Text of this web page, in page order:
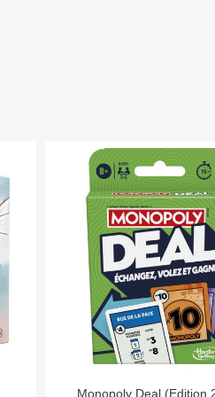
Aperçu
Monopoly Deal (Edition